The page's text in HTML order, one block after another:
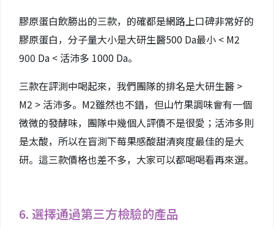
膠原蛋白飲勝出的三款，的確都是網路上口碑非常好的
膠原蛋白，分子量大小是大研生醫500 Da最小 < M2
900 Da < 活沛多 1000 Da。
三款在評測中喝起來，我們團隊的排名是大研生醫 >
M2 > 活沛多。M2雖然也不錯，但山竹果調味會有一個
微微的發酵味，團隊中幾個人評價不是很愛；活沛多則
是太酸，所以在盲測下莓果感酸甜清爽度最佳的是大
研。這三款價格也差不多，大家可以都喝喝看再來選。
6. 選擇通過第三方檢驗的產品